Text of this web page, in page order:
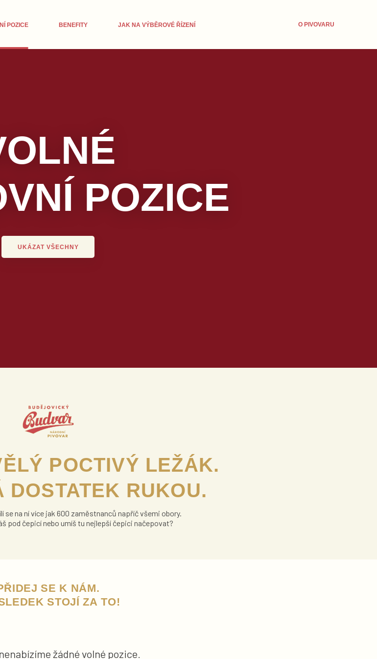
POZICE BENEFITY JAK NA VÝBĚROVÉ ŘÍZENÍ O PIVOVARU
POZICE
UKÁZAT VŠECHNY
POCTIVÝ LEŽÁK.
DOSTATEK RUKOU.
se na ní více jak 600 zaměstnanců napříč všemi obory.
pod čepicí nebo umíš tu nejlepší čepici načepovat?
SE K NÁM.
STOJÍ ZA TO!
žádné volné pozice.